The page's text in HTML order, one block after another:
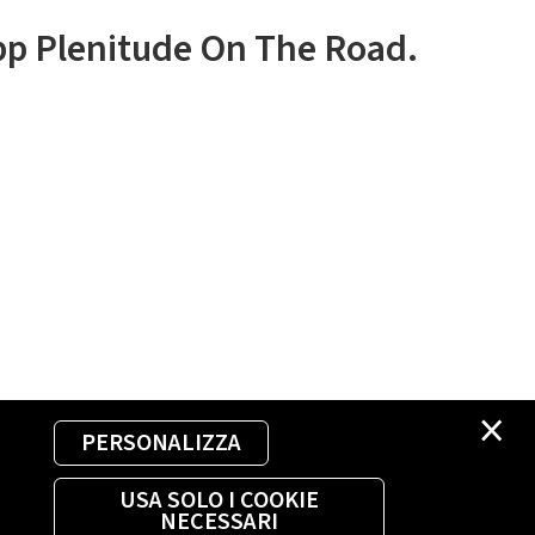
×
PERSONALIZZA
USA SOLO I COOKIE
NECESSARI
Plenitude On The Road.